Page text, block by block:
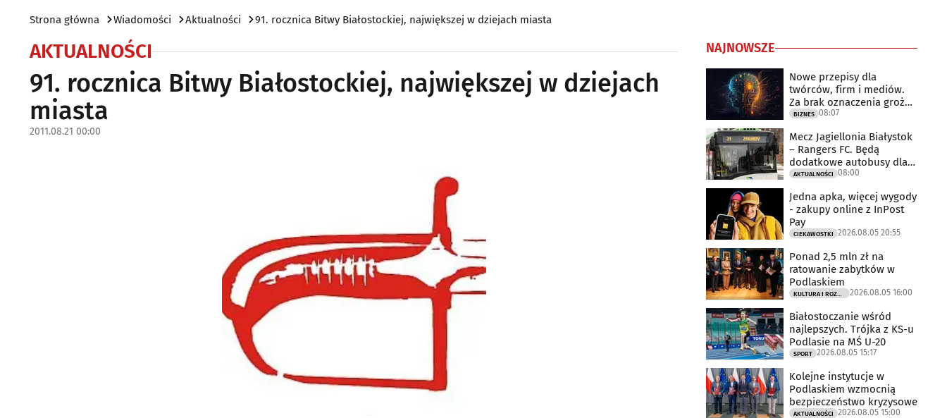
Strona główna Wiadomości Aktualności 91. rocznica Bitwy Białostockiej, największej w dziejach miasta
AKTUALNOŚCI
91. rocznica Bitwy Białostockiej, największej w dziejach
miasta
2011.08.21 00:00
NAJNOWSZE
Nowe przepisy dla
twórców, firm i mediów.
Za brak oznaczenia grożą
milionowe
BIZNES 08:07
Mecz Jagiellonia Białystok
– Rangers FC. Będą
dodatkowe autobusy dla
kibiców
AKTUALNOŚCI 08:00
Jedna apka, więcej wygody
- zakupy online z InPost
Pay
CIEKAWOSTKI 2026.08.05 20:55
Ponad 2,5 mln zł na
ratowanie zabytków w
Podlaskiem
2026.08.05 16:00
Białostoczanie wśród
najlepszych. Trójka z KS-u
Podlasie na MŚ U-20
SPORT 2026.08.05 15:17
Kolejne instytucje w
Podlaskiem wzmocnią
bezpieczeństwo kryzysowe
AKTUALNOŚCI 2026.08.05 15:00